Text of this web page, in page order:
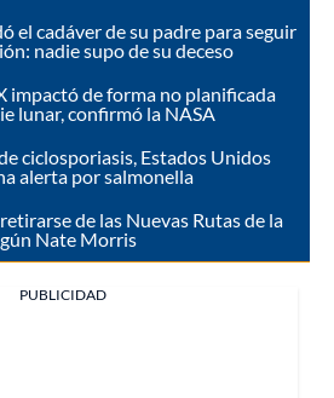
el cadáver de su padre para seguir
nadie supo de su deceso
impactó de forma no planificada
lunar, confirmó la NASA
ciclosporiasis, Estados Unidos
alerta por salmonella
de las Nuevas Rutas de la
Nate Morris
PUBLICIDAD